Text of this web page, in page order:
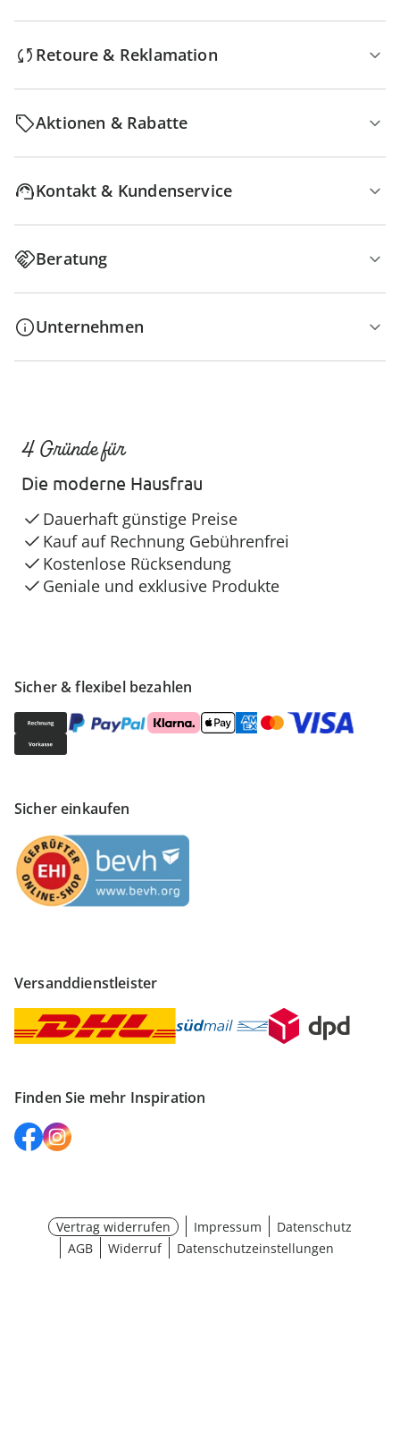
Retoure & Reklamation
Aktionen & Rabatte
Kontakt & Kundenservice
Beratung
Unternehmen
Sicher & flexibel bezahlen
Sicher einkaufen
Versanddienstleister
Finden Sie mehr Inspiration
4 Gründe für
Die moderne Hausfrau
Dauerhaft günstige Preise
Kauf auf Rechnung Gebührenfrei
Kostenlose Rücksendung
Geniale und exklusive Produkte
Vertrag widerrufen Impressum
Datenschutz
AGB
Widerruf Datenschutzeinstellungen